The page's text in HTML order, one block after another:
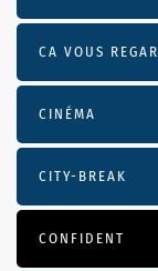
CA VOUS
CINÉMA
CITY-BREAK
CONFIDENT